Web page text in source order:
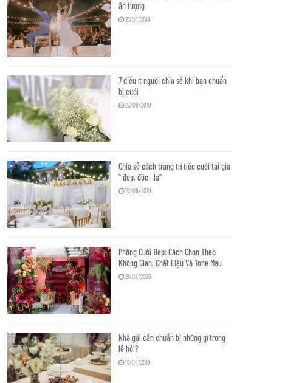
ấn tượng
27/08/2019
7 điều ít người chia sẻ khi bạn chuẩn
bị cưới
23/08/2019
Chia sẻ cách trang trí tiệc cưới tại gia
" đẹp, độc , lạ"
22/08/2019
Phông Cưới Đẹp: Cách Chọn Theo
Không Gian, Chất Liệu Và Tone Màu
21/08/2025
Nhà gái cần chuẩn bị những gì trong
lễ hỏi?
19/08/2019